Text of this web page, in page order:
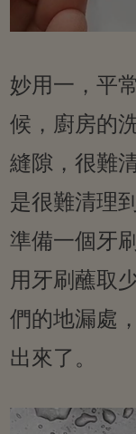
妙用一，平
候，廚房的
縫隙，很難
是很難清理
準備一個牙
用牙刷蘸取
們的地漏處
出來了。